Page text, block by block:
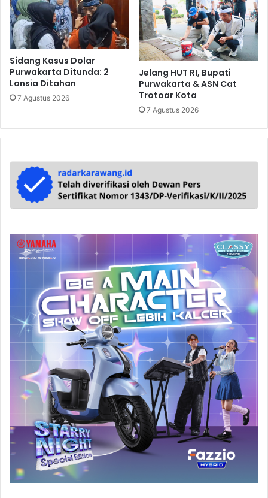
Sidang Kasus Dolar
Purwakarta Ditunda: 2
Lansia Ditahan
7 Agustus 2026
Jelang HUT RI, Bupati
Purwakarta & ASN Cat
Trotoar Kota
7 Agustus 2026